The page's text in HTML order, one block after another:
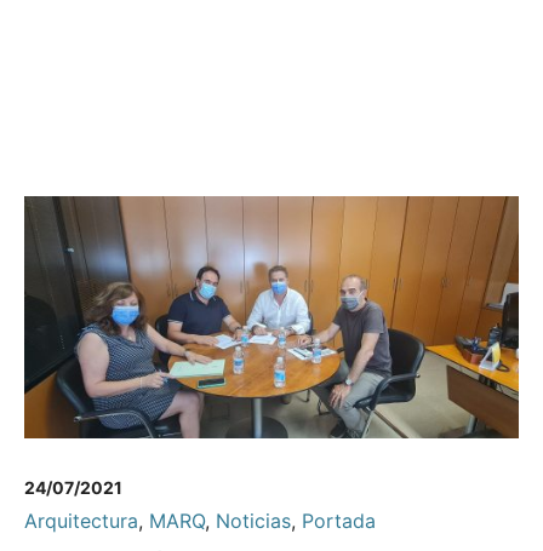
24/07/2021
Arquitectura, MARQ, Noticias, Portada